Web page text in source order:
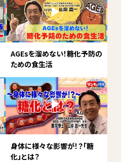
AGEsを溜めない！糖化予防の
ための食生活
身体に様々な影響が！？「糖
化」とは？